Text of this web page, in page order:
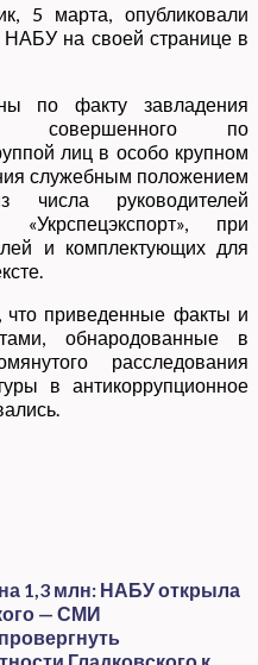
5 марта, опубликовали
НАБУ на своей странице в
по факту завладения
совершенного по
лиц в особо крупном
служебным положением
числа руководителей
«Укрспецэкспорт», при
и комплектующих для
приведенные факты и
обнародованные в
расследования
в антикоррупционное
1,3 млн: НАБУ открыла
— СМИ